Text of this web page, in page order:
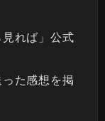
れば」公式
た感想を掲